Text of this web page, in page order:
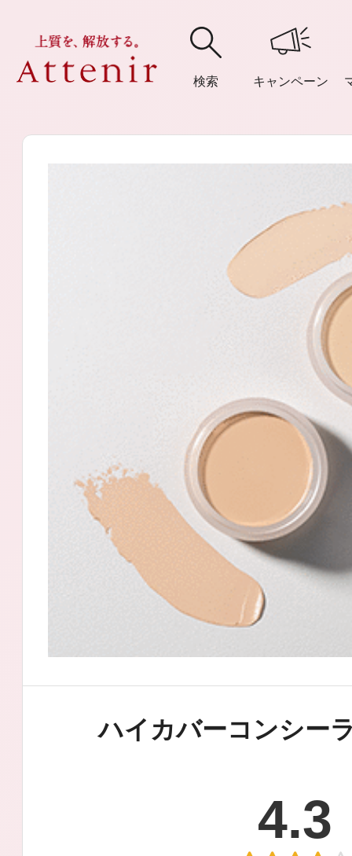
検索 キャンペーン
購入履歴 閲覧履
アテニア
ブランドサイ
アテニアの「
お友達紹介サ
定期お届けサ
スキンケア人気ライン
ハイカバーコンシー
4.3